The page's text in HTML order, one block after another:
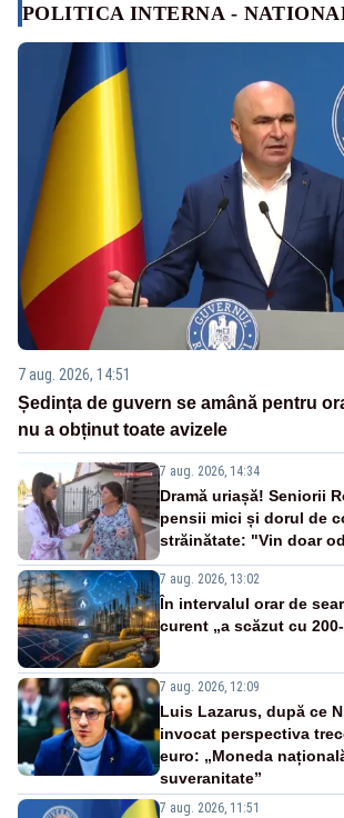
POLITICA INTERNA -
7 aug. 2026, 14:51
Ședința de guvern se amână pentru
nu a obținut toate avizele
7 aug. 2026, 14:34
Dramă uriașă! Seniorii
pensii mici și dorul de
străinătate: "Vin doar
7 aug. 2026, 13:02
În intervalul orar de
curent „a scăzut cu
7 aug. 2026, 12:09
Luis Lazarus, după ce
invocat perspectiva
euro: „Moneda
suveranitate”
7 aug. 2026, 11:51